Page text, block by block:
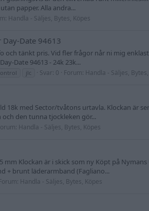
papper. Alla andra...
Handla - Säljes, Bytes, Köpes
Day-Date 94613
tänkt pris. Vid fler frågor når ni mig enklast
Date 94613 - 24k 23k...
jlc Svar: 0 Forum: Handla - Säljes,
18k med Sector/tvåtons urtavla. Klockan är
den tunna tjockleken gör...
Handla - Säljes, Bytes, Köpes
mm Klockan är i skick som ny Köpt på
+ brunt läderarmband (Fagliano...
Handla - Säljes, Bytes, Köpes